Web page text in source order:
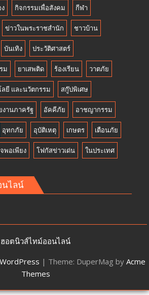
กิจกรรมเพื่อสังคม กีฬา
ข่าวในพระราชสำนัก ชาวบ้าน
บันเทิง ประวัติศาสตร์
ม ยาเสพติด ร้องเรียน วาตภัย
ยี และนวัตกรรม สกู๊ปพิเศษ
งานภาครัฐ อัคคีภัย อาชญากรรม
อุทกภัย อุบัติเหตุ เกษตร เตือนภัย
พอเพียง โฟกัสข่าวเด่น ในประเทศ
นไลน์
ฮอตนิวส์ไทม์ออนไลน์
| Theme: DuperMag by Acme
Themes